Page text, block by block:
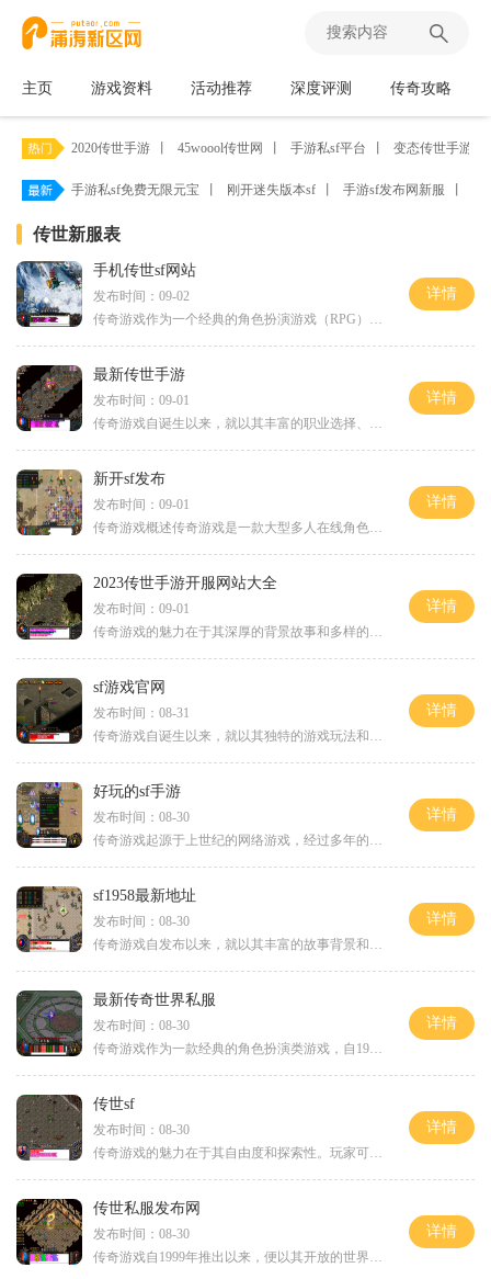
主页 游戏资料 活动推荐 深度评测 传奇攻略
2020传世手游 45woool传世网 手游私sf平台 变态传世手游带
手游私sf免费无限元宝 刚开迷失版本sf 手游sf发布网新服
传世新服表
手机传世sf网站
发布时间：09-02
传奇游戏作为一个经典的角色扮演游戏（RPG）类型，自诞生以来便以其丰富的玩法和深厚的背景故事吸引了无数玩家。手机传世SF网站在保留经典元素的基础上，进行了创新和升级，使得这一传统游戏焕发出新的生机。在传奇游戏中，玩家可以选择不同的职业，如战
详情
最新传世手游
发布时间：09-01
传奇游戏自诞生以来，就以其丰富的职业选择、自由的PK系统和多样的任务而著称。玩家可以选择战士、法师或道士等不同职业，每个职业都有其独特的技能和战斗风格。在这款最新的传世手游中，职业系统得到了进一步的强化，玩家可以根据自己的喜好选择职业，并通
详情
新开sf发布
发布时间：09-01
传奇游戏概述传奇游戏是一款大型多人在线角色扮演游戏（MMORPG），玩家可以在一个虚拟的幻想世界中进行探险、战斗和交易。游戏以其开放的玩法和丰富的社交系统著称，玩家不仅可以选择不同的职业角色，还可以自由组队、打怪、抢boss，享受与其他玩家
详情
2023传世手游开服网站大全
发布时间：09-01
传奇游戏的魅力在于其深厚的背景故事和多样的角色扮演体验。玩家可以选择战士、法师和道士三种职业，每个职业都有独特的技能和成长路径。战士以高防御和近战攻击著称，法师则以强大的法术输出和群体攻击能力闻名，而道士则在团队中扮演着支援角色，具备召唤僵
详情
sf游戏官网
发布时间：08-31
传奇游戏自诞生以来，就以其独特的游戏玩法和高度自由的角色扮演系统深受玩家喜爱。玩家可以在游戏中选择不同的职业，如战士、法师和道士，每个职业都有其独特的技能和战斗风格。这种多样化的职业选择，使得每位玩家都能根据自己的喜好来打造属于自己的角色。
详情
好玩的sf手游
发布时间：08-30
传奇游戏起源于上世纪的网络游戏，经过多年的发展，已经形成了自己独特的玩法体系。在SF手游中，玩家通常会选择不同的职业，如战士、法师和道士，每个职业都有其独特的技能和属性。玩家需要在游戏中通过不断练级、获取装备和学习技能，来提高自己的战斗能力
详情
sf1958最新地址
发布时间：08-30
传奇游戏自发布以来，就以其丰富的故事背景和多样的角色扮演玩法而受到玩家的青睐。在SF1958中，玩家可以选择不同的职业，如战士、法师和道士，各职业之间有着明显的差异，玩家可以根据自己的喜好和游戏风格来选择适合自己的角色。角色扮演的乐趣SF1
详情
最新传奇世界私服
发布时间：08-30
传奇游戏作为一款经典的角色扮演类游戏，自1999年首次推出以来，就以其开放的游戏世界和丰富的职业系统吸引了大量玩家。游戏的背景设定在一个充满魔法与冒险的大陆上，玩家可以选择不同的职业，如战士、法师和道士等，每个职业都有其独特的技能和发展方向
详情
传世sf
发布时间：08-30
传奇游戏的魅力在于其自由度和探索性。玩家可以在广阔的游戏世界中自由探索，体验丰富的任务、挑战强大的怪物、与其他玩家进行激烈的PK。这种自由探索的机制让每位玩家都能在游戏中找到自己的乐趣，成为传奇的一部分。角色扮演与职业选择在传世SF中，角色
详情
传世私服发布网
发布时间：08-30
传奇游戏自1999年推出以来，便以其开放的世界、丰富的任务和深厚的背景故事吸引了大量玩家。游戏中，玩家可以选择不同的职业，如战士、法师和道士，每个职业都有独特的技能和玩法。无论是单打独斗，还是组队合作，传奇游戏都能让你感受到无与伦比的乐趣。
详情